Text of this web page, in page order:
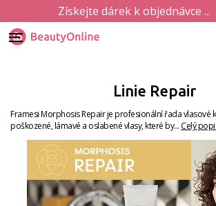
Získejte dárek k objednávce ...
Linie Repair
Framesi Morphosis Repair je profesionální řada vlasové
poškozené, lámavé a oslabené vlasy, které by... Celý